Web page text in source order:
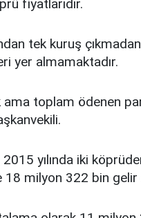
fiyatlarıdır.
tek kuruş
yer almamaktadır.
toplam ödenen
yılında iki
milyon 322 bin